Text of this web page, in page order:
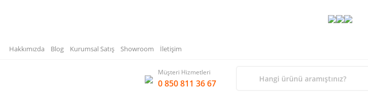
Hakkımızda Blog Kurumsal Satış Showroom İletişim
Müşteri Hizmetleri
0 850 811 36 67